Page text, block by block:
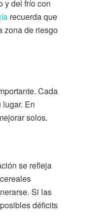
y del frío con
recuerda que
zona de riesgo
Cada
En
solos.
se refleja
Si las
déficits